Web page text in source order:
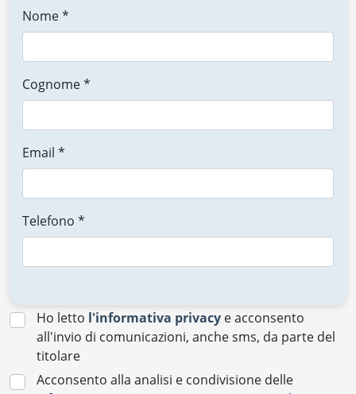
Nome *
Cognome *
Email *
Telefono *
Ho letto l'informativa privacy e acconsento
all'invio di comunicazioni, anche sms, da parte del
titolare
Acconsento alla analisi e condivisione delle